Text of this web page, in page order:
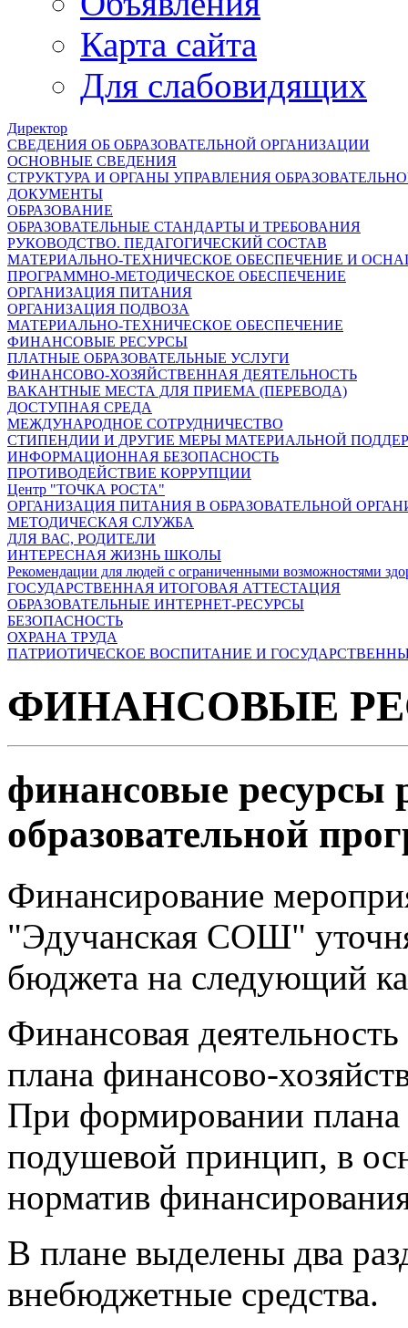
Карта сайта
Для слабовидящих
Директор
СВЕДЕНИЯ ОБ ОБРАЗОВАТЕЛЬНОЙ ОРГАНИЗАЦИИ
ОСНОВНЫЕ СВЕДЕНИЯ
СТРУКТУРА И ОРГАНЫ УПРАВЛЕНИЯ
ДОКУМЕНТЫ
ОБРАЗОВАНИЕ
ОБРАЗОВАТЕЛЬНЫЕ СТАНДАРТЫ И ТРЕБОВАНИЯ
РУКОВОДСТВО. ПЕДАГОГИЧЕСКИЙ СОСТАВ
МАТЕРИАЛЬНО-ТЕХНИЧЕСКОЕ ОБЕСПЕЧЕНИЕ И
ПРОГРАММНО-МЕТОДИЧЕСКОЕ ОБЕСПЕЧЕНИЕ
ОРГАНИЗАЦИЯ ПИТАНИЯ
ОРГАНИЗАЦИЯ ПОДВОЗА
МАТЕРИАЛЬНО-ТЕХНИЧЕСКОЕ ОБЕСПЕЧЕНИЕ
ФИНАНСОВЫЕ РЕСУРСЫ
ПЛАТНЫЕ ОБРАЗОВАТЕЛЬНЫЕ УСЛУГИ
ФИНАНСОВО-ХОЗЯЙСТВЕННАЯ ДЕЯТЕЛЬНОСТЬ
ВАКАНТНЫЕ МЕСТА ДЛЯ ПРИЕМА (ПЕРЕВОДА)
ДОСТУПНАЯ СРЕДА
МЕЖДУНАРОДНОЕ СОТРУДНИЧЕСТВО
СТИПЕНДИИ И ДРУГИЕ МЕРЫ МАТЕРИАЛЬНОЙ
ИНФОРМАЦИОННАЯ БЕЗОПАСНОСТЬ
ПРОТИВОДЕЙСТВИЕ КОРРУПЦИИ
Центр "ТОЧКА РОСТА"
ОРГАНИЗАЦИЯ ПИТАНИЯ В ОБРАЗОВАТЕЛЬНОЙ
МЕТОДИЧЕСКАЯ СЛУЖБА
ДЛЯ ВАС, РОДИТЕЛИ
ИНТЕРЕСНАЯ ЖИЗНЬ ШКОЛЫ
Рекомендации для людей с ограниченными возможностями
ГОСУДАРСТВЕННАЯ ИТОГОВАЯ АТТЕСТАЦИЯ
ОБРАЗОВАТЕЛЬНЫЕ ИНТЕРНЕТ-РЕСУРСЫ
БЕЗОПАСНОСТЬ
ОХРАНА ТРУДА
ПАТРИОТИЧЕСКОЕ ВОСПИТАНИЕ И
ФИНАНСОВЫЕ
финансовые ресурсы
образовательной
Финансирование
"Эдучанская СОШ"
бюджета на следующий
Финансовая
плана финансово-
При формировании плана
подушевой принцип, в
норматив
В плане выделены два
внебюджетные средства.